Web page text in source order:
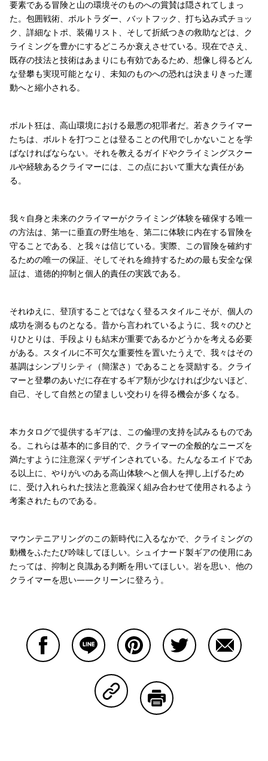
要素である冒険と山の環境そのものへの賞賛は隠されてしまっ
た。包囲戦術、ボルトラダー、バットフック、打ち込み式チョッ
ク、詳細なトポ、装備リスト、そして折紙つきの救助などは、ク
ライミングを豊かにするどころか衰えさせている。現在でさえ、
既存の技法と技術はあまりにも有効であるため、想像し得るどん
な登攀も実現可能となり、未知のものへの恐れは決まりきった運
動へと縮小される。
ボルト狂は、高山環境における最悪の犯罪者だ。若きクライマー
たちは、ボルトを打つことは登ることの代用でしかないことを学
ばなければならない。それを教えるガイドやクライミングスクー
ルや経験あるクライマーには、この点において重大な責任があ
る。
我々自身と未来のクライマーがクライミング体験を確保する唯一
の方法は、第一に垂直の野生地を、第二に体験に内在する冒険を
守ることである、と我々は信じている。実際、この冒険を確約す
るための唯一の保証、そしてそれを維持するための最も安全な保
証は、道徳的抑制と個人的責任の実践である。
それゆえに、登頂することではなく登るスタイルこそが、個人の
成功を測るものとなる。昔から言われているように、我々のひと
りひとりは、手段よりも結末が重要であるかどうかを考える必要
がある。スタイルに不可欠な重要性を置いたうえで、我々はその
基調はシンプリシティ（簡潔さ）であることを奨励する。クライ
マーと登攀のあいだに存在するギア類が少なければ少ないほど、
自己、そして自然との望ましい交わりを得る機会が多くなる。
本カタログで提供するギアは、この倫理の支持を試みるものであ
る。これらは基本的に多目的で、クライマーの全般的なニーズを
満たすように注意深くデザインされている。たんなるエイドであ
る以上に、やりがいのある高山体験へと個人を押し上げるため
に、受け入れられた技法と意義深く組み合わせて使用されるよう
考案されたものである。
マウンテニアリングのこの新時代に入るなかで、クライミングの
動機をふたたび吟味してほしい。シュイナード製ギアの使用にあ
たっては、抑制と良識ある判断を用いてほしい。岩を思い、他の
クライマーを思い——クリーンに登ろう。
Copy Linkで共有する